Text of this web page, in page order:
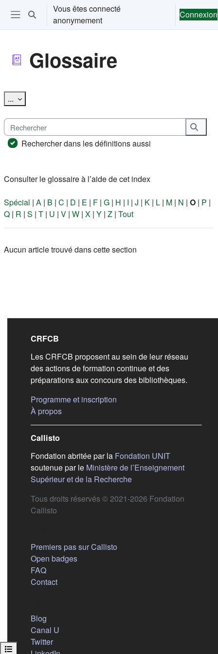
Passer au contenu principal
Ouvrir le menu de navigation
Activer/désactiver la saisie de recherche
Vous êtes connecté
anonymement
Connexion
Ouvrir l’index du cours
Glossaire
... Exporter des articles
Rechercher
Rechercher dans les définitions aussi
Consulter le glossaire à l’aide de cet index
Spécial | A | B | C | D | E | F | G | H | I | J | K | L | M | N | O | P |
Q | R | S | T | U | V | W | X | Y | Z | Tout
Aucun article trouvé dans cette section
Liens de bas de
CRFCB
Les CRFCB proposent au sein de leur réseau
des actions de formation continue et des
préparations aux concours des bibliothèques.
Programme et inscription
À propos(s'ouvre dans un nouvel onglet)
Callisto
Fondation abritée par la Fondation UNIT(s'ouvre
soutenue par le Ministère de l’Enseignement
Supérieur et de la Recherche(s'ouvre dans un nouvel
Tous droits réservés © 2021-2026 Fondation
Callisto
Premiers pas sur Callisto
Open badges
FAQ
Contact
Blog
Canal U
Twitter(s'ouvre dans un nouvel onglet)